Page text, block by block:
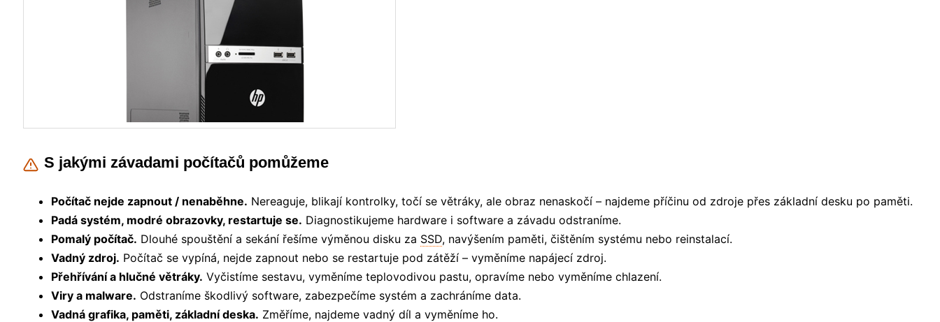
S jakými závadami počítačů pomůžeme
Počítač nejde zapnout / nenaběhne. Nereaguje, blikají kontrolky, točí se větráky, ale obraz nenaskočí – najdeme příčinu od zdroje přes základní desku po paměti.
Padá systém, modré obrazovky, restartuje se. Diagnostikujeme hardware i software a závadu odstraníme.
Pomalý počítač. Dlouhé spouštění a sekání řešíme výměnou disku za SSD, navýšením paměti, čištěním systému nebo reinstalací.
Vadný zdroj. Počítač se vypíná, nejde zapnout nebo se restartuje pod zátěží – vyměníme napájecí zdroj.
Přehřívání a hlučné větráky. Vyčistíme sestavu, vyměníme teplovodivou pastu, opravíme nebo vyměníme chlazení.
Viry a malware. Odstraníme škodlivý software, zabezpečíme systém a zachráníme data.
Vadná grafika, paměti, základní deska. Změříme, najdeme vadný díl a vyměníme ho.